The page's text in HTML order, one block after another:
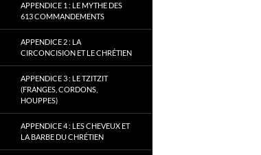
APPENDICE 1 : LE MYTHE DES
613 COMMANDEMENTS
APPENDICE 2 : LA
CIRCONCISION ET LE CHRÉTIEN
APPENDICE 3 : LE TZITZIT
(FRANGES, CORDONS,
HOUPPES)
APPENDICE 4 : LES CHEVEUX ET
LA BARBE DU CHRÉTIEN